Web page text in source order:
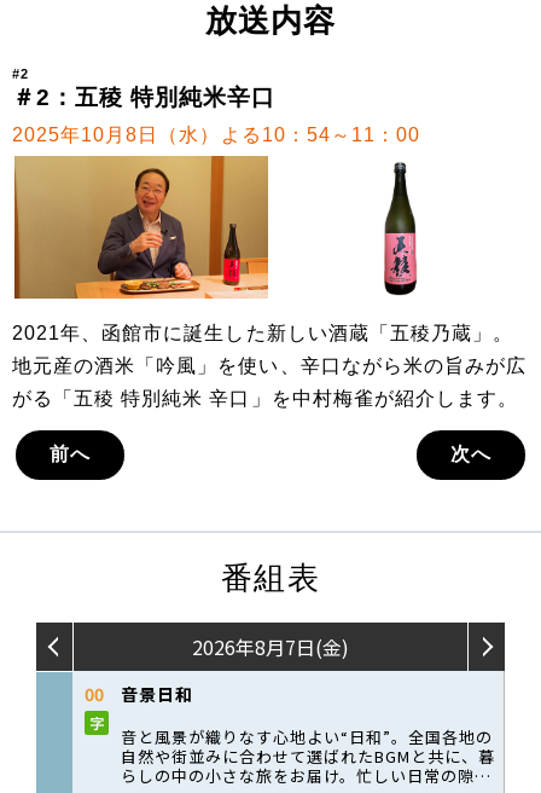
放送内容
#2
＃2：五稜 特別純米辛口
2025年10月8日（水）よる10：54～11：00
2021年、函館市に誕生した新しい酒蔵「五稜乃蔵」。
地元産の酒米「吟風」を使い、辛口ながら米の旨みが広
がる「五稜 特別純米 辛口」を中村梅雀が紹介します。
前へ 次へ
番組表